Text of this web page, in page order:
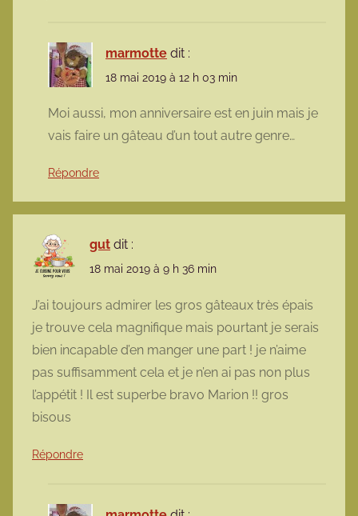
marmotte dit :
18 mai 2019 à 12 h 03 min
Moi aussi, mon anniversaire est en juin mais je
vais faire un gâteau d’un tout autre genre…
Répondre
gut dit :
18 mai 2019 à 9 h 36 min
J’ai toujours admirer les gros gâteaux très épais
je trouve cela magnifique mais pourtant je serais
bien incapable d’en manger une part ! je n’aime
pas suffisamment cela et je n’en ai pas non plus
l’appétit ! Il est superbe bravo Marion !! gros
bisous
Répondre